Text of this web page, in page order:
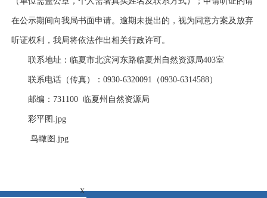
在公示期间向我局书面申请。逾期未提出的，视为同意方案及放弃
听证权利，我局将依法作出相关行政许可。
联系地址：临夏市北滨河东路临夏州自然资源局403室
联系电话（传真）： 0930-6320091（0930-6314588）
邮编： 731100 临夏州自然资源局
彩平图.jpg
鸟瞰图.jpg
x